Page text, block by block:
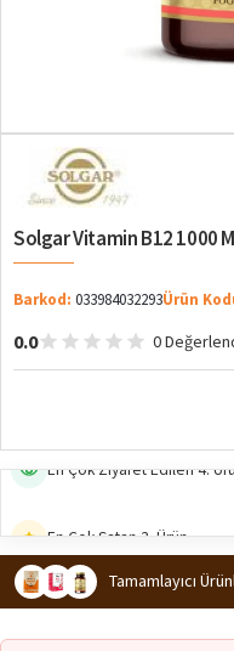
Solgar Vitamin B12 1000
Barkod: 033984032293Ürün
0.0 0
Tamamlayıcı